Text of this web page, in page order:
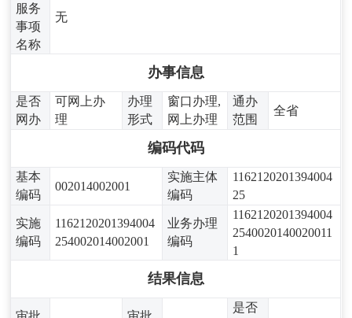
服务
事项
名称
无
办事信息
是否
网办
可网上办
理
办理
形式
窗口办理,
网上办理
通办
范围
全省
编码代码
基本
编码
002014002001
实施主体
编码
1162120201394004
25
实施
编码
1162120201394004
254002014002001
业务办理
编码
1162120201394004
2540020140020011
1
结果信息
是否